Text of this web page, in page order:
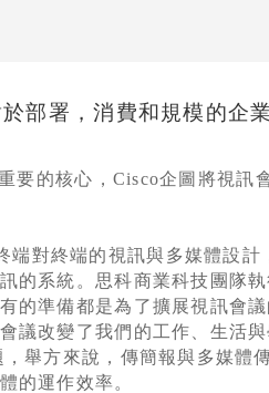
部署，消費和規模的企
要的核心， Cisco企圖將視訊
端對終端的視訊與多媒體設
的系統。思科商業科技團隊
的準備都是為了擴展視訊會
議改變了我們的工作、生活
舉方來說，傳簡報與多媒體
的運作效率。